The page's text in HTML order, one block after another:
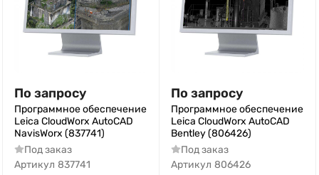
По запросу
Программное обеспечение
Leica CloudWorx AutoCAD
NavisWorx (837741)
Под заказ
Артикул 837741
По запросу
Программное обеспечение
Leica CloudWorx AutoCAD
Bentley (806426)
Под заказ
Артикул 806426